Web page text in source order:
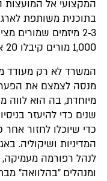
המקצועי אל המועצות
בתוכנית משותפת
2-3 מיזמים שמורים
1,000 מורים קיבלו 20 אלף דולר כל אחד.
המשרד לא רק מעודד
מנסה לצמצם את
שנים כדי להיעזר
כדי שיוכלו לחזור
ומנהלים "בהלוואה"